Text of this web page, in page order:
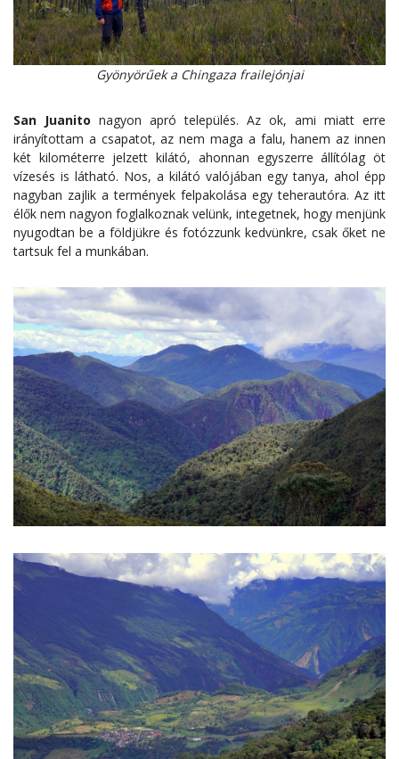
Gyönyörűek a Chingaza frailejónjai
San Juanito nagyon apró település. Az ok, ami miatt erre
irányítottam a csapatot, az nem maga a falu, hanem az innen
két kilométerre jelzett kilátó, ahonnan egyszerre állítólag öt
vízesés is látható. Nos, a kilátó valójában egy tanya, ahol épp
nagyban zajlik a termények felpakolása egy teherautóra. Az itt
élők nem nagyon foglalkoznak velünk, integetnek, hogy menjünk
nyugodtan be a földjükre és fotózzunk kedvünkre, csak őket ne
tartsuk fel a munkában.